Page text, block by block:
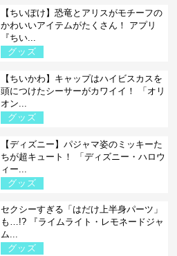
【ちいぽけ】恐竜とアリスがモチーフの
かわいいアイテムがたくさん！ アプリ
『ちい...
グッズ
【ちいかわ】キャップはハイビスカスを
頭につけたシーサーがカワイイ！ 「オリ
オン...
グッズ
【ディズニー】パジャマ姿のミッキーた
ちが超キュート！ 「ディズニー・ハロウ
ィー...
グッズ
セクシーすぎる「はだけ上半身パーツ」
も…!? 『ライムライト・レモネードジャ
ム...
グッズ